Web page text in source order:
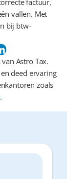
factuur,
vallen. Met
bij btw-
Astro Tax.
deed ervaring
zoals
.